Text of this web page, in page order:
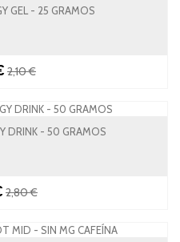
GEL - 25 GRAMOS
2,10 €
DRINK - 50 GRAMOS
2,80 €